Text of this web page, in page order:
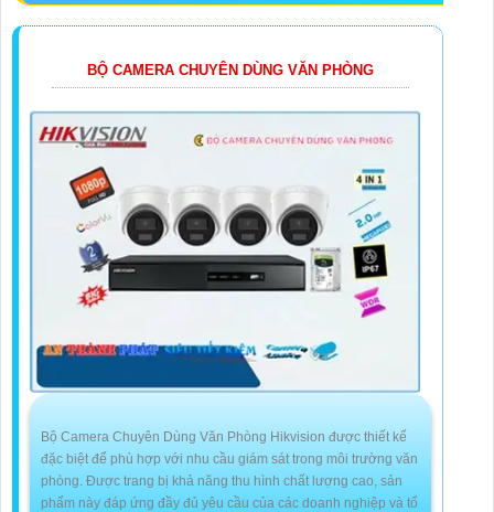
BỘ CAMERA CHUYÊN DÙNG VĂN PHÒNG
Bộ Camera Chuyên Dùng Văn Phòng Hikvision được thiết kế
đặc biệt để phù hợp với nhu cầu giám sát trong môi trường văn
phòng. Được trang bị khả năng thu hình chất lượng cao, sản
phẩm này đáp ứng đầy đủ yêu cầu của các doanh nghiệp và tổ